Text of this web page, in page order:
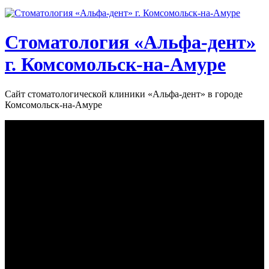
Стоматология «‎Альфа-дент»‎
г. Комсомольск-на-Амуре
Сайт стоматологической клиники «‎Альфа-дент» в городе
Комсомольск-на-Амуре